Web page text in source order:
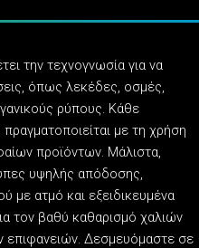
την τεχνογνωσία για να
όπως λεκέδες, οσμές,
ρύπους. Κάθε
με τη χρήση
προϊόντων. Μάλιστα,
υψηλής απόδοσης,
με ατμό και εξειδικευμένα
τον βαθύ καθαρισμό χαλιών
επιφανειών. Δεσμευόμαστε σε